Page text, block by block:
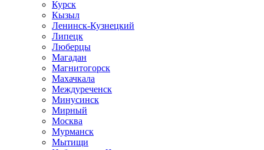
Курск
Кызыл
Ленинск-Кузнецкий
Липецк
Люберцы
Магадан
Магнитогорск
Махачкала
Междуреченск
Минусинск
Мирный
Москва
Мурманск
Мытищи